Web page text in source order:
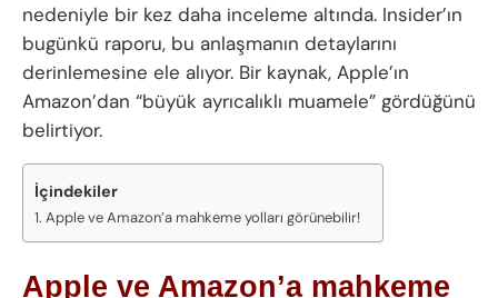
nedeniyle bir kez daha inceleme altında. Insider’ın
bugünkü raporu, bu anlaşmanın detaylarını
derinlemesine ele alıyor. Bir kaynak, Apple’ın
Amazon’dan “büyük ayrıcalıklı muamele” gördüğünü
belirtiyor.
İçindekiler
Apple ve Amazon’a mahkeme yolları görünebilir!
Apple ve Amazon’a mahkeme